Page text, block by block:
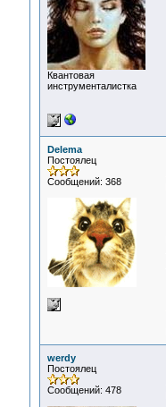
Квантовая
инструменталистка
Delema
Постоялец
Сообщений: 368
werdy
Постоялец
Сообщений: 478